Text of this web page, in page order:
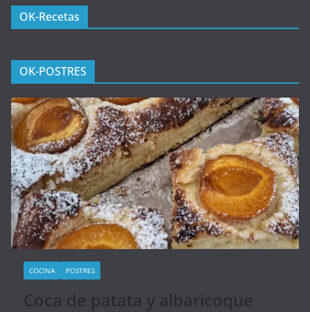
OK-Recetas
OK-POSTRES
COCINA POSTRES
Coca de patata y albaricoque